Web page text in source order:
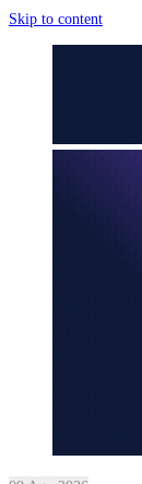
Skip to content